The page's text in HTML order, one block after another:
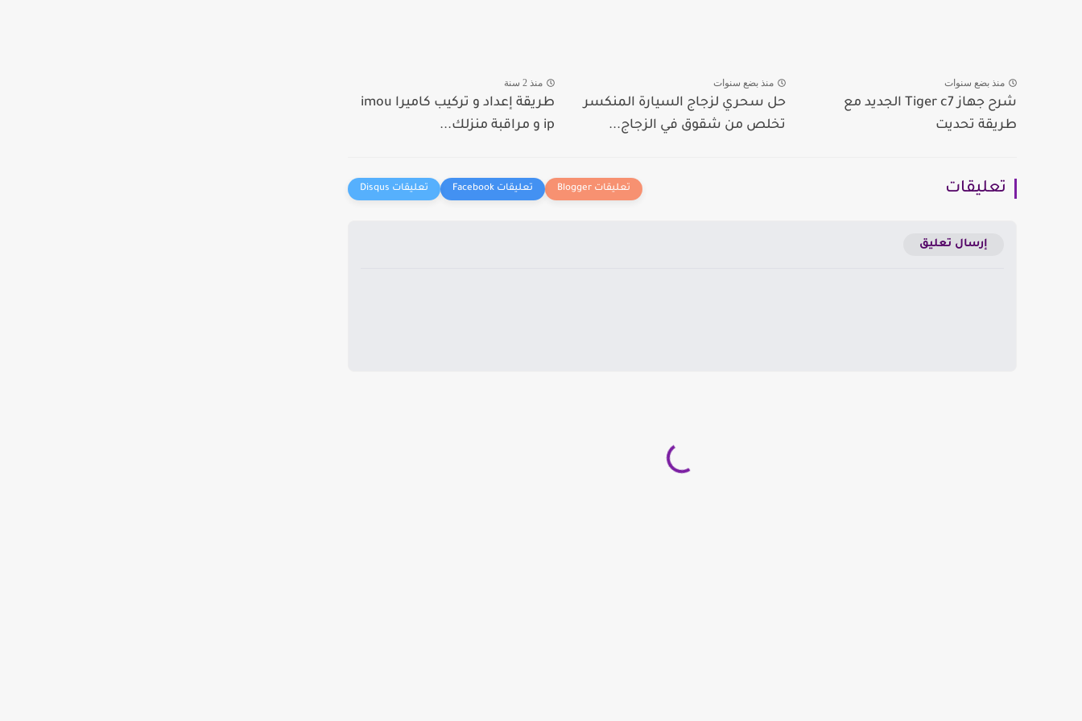
منذ بضع سنوات
شرح جهاز Tiger c7 الجديد مع
طريقة تحديت
منذ بضع سنوات
حل سحري لزجاج السيارة المنكسر
تخلص من شقوق في الزجاج...
منذ 2 سنة
طريقة إعداد و تركيب كاميرا imou
ip و مراقبة منزلك...
تعليقات
إرسال تعليق